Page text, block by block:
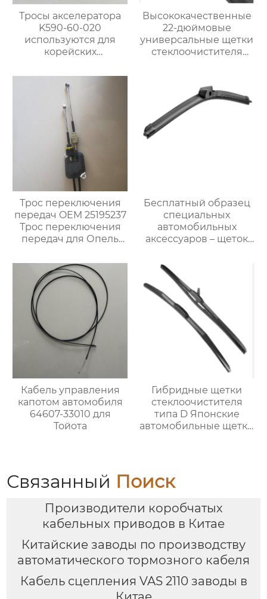
Тросы акселератора
K590-60-020
используются для
корейских
Bongo
Высококачественные
22-дюймовые
универсальные щетки
стеклоочистителя
Chevrolet Impala 2013-
2006
Трос переключения
передач OEM 25195237
Трос переключения
передач для Опель
Бесплатный образец
специальных
автомобильных
аксессуаров – щеток
автомобилей BMW M6
Кабель управления
капотом автомобиля
64607-33010 для
Тойота
Гибридные щетки
стеклоочистителя
типа D Японские
автомобильные щетки
Связанный Поиск
Производители коробчатых
кабельных приводов в Китае
Китайские заводы по производству
автоматического тормозного кабеля
Кабель сцепления VAS 2110 заводы в